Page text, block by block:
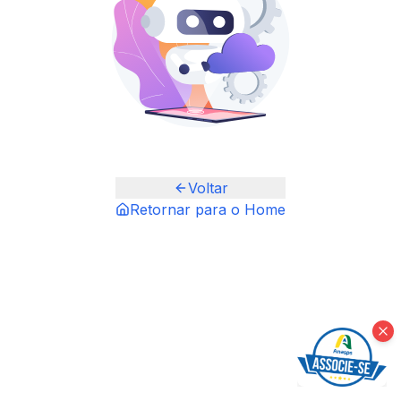
Voltar
Retornar para o Home